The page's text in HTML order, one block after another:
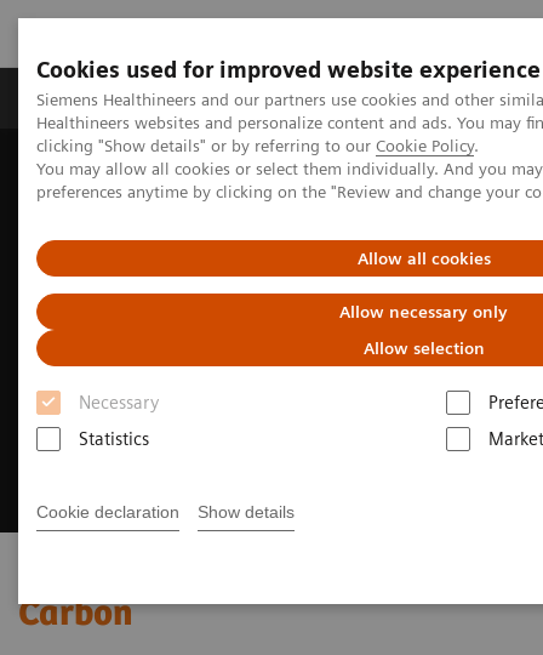
Cookies used for improved website experience
Siemens Healthineers and our partners use cookies and other
Healthineers websites and personalize content and ads. You may
clicking "Show details" or by referring to our Cookie Policy.
You may allow all cookies or select them individually. And you
preferences anytime by clicking on the "Review and change your
Allow all cookies
Allow necessary only
Allow selection
Necessary
Statistics
Cookie declaration Show details
Produkte & Services Fachbereiche
Home
Digital Solutions & Automation
Digitale Pathologie und Syngo Carbon
Carbon